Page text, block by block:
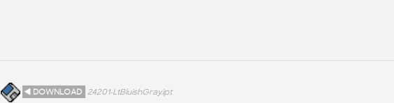
◄ DOWNLOAD
24201-LtBluishGray.ipt